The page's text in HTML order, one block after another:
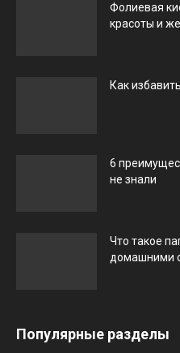
Фолиевая
красоты и
Как
6
не знали
Что такое
домашними
Популярные разделы